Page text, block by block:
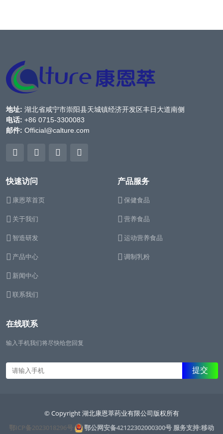
地址: 湖北省咸宁市崇阳县天城镇经济开发区丰日大道南侧
电话: +86 0715-3300083
邮件: Official@calture.com
快速访问
康恩萃首页
关于我们
智造研发
产品中心
新闻中心
联系我们
产品服务
保健食品
营养食品
运动营养食品
调制乳粉
在线联系
输入手机我们将尽快给您回复
© Copyright 湖北康恩萃药业有限公司版权所有
鄂ICP备2023018296号
鄂公网安备42122302000300号 服务支持:移动